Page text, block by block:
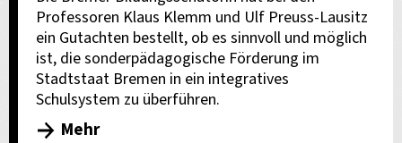
Professoren Klaus Klemm und Ulf Preuss-Lausitz
ein Gutachten bestellt, ob es sinnvoll und möglich
ist, die sonderpädagogische Förderung im
Stadtstaat Bremen in ein integratives
Schulsystem zu überführen.
Mehr